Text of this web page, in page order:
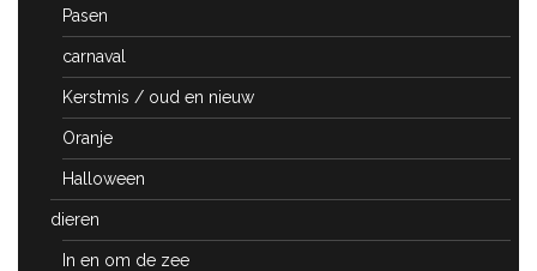
Pasen
carnaval
Kerstmis / oud en nieuw
Oranje
Halloween
dieren
In en om de zee